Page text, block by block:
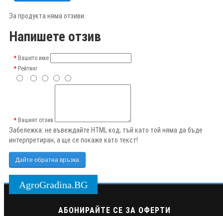
За продукта няма отзиви.
Напишете отзив
Вашето име
Рейтинг
Вашият отзив
Забележка: не въвеждайте HTML код, тъй като той няма да бъде
интерпретиран, а ще се покаже като текст!
Дайте обратна връзка
AgroGradina.BG
АБОНИРАЙТЕ СЕ ЗА ОФЕРТИ